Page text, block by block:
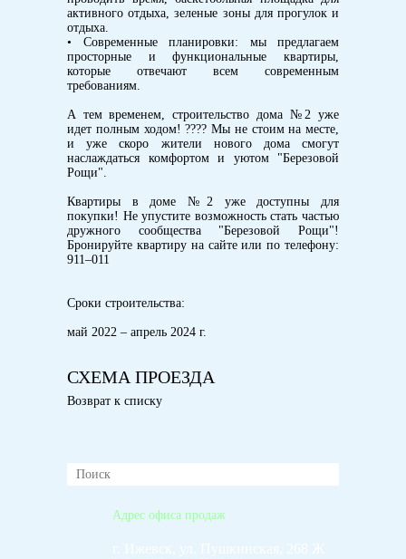
активного отдыха, зеленые зоны для прогулок и
отдыха.
• Современные планировки: мы предлагаем
просторные и функциональные квартиры,
которые отвечают всем современным
требованиям.
А тем временем, строительство дома №2 уже
идет полным ходом! ???? Мы не стоим на месте,
и уже скоро жители нового дома смогут
наслаждаться комфортом и уютом "Березовой
Рощи".
Квартиры в доме №2 уже доступны для
покупки! Не упустите возможность стать частью
дружного сообщества "Березовой Рощи"!
Бронируйте квартиру на сайте или по телефону:
911–011
Сроки строительства:
май 2022 – апрель 2024 г.
СХЕМА ПРОЕЗДА
Возврат к списку
Адрес офиса продаж